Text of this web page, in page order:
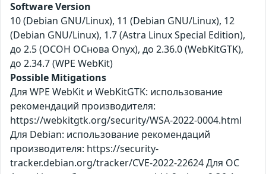
Software Version
10 (Debian GNU/Linux), 11 (Debian GNU/Linux), 12
(Debian GNU/Linux), 1.7 (Astra Linux Special Edition),
до 2.5 (ОСОН ОСнова Оnyx), до 2.36.0 (WebKitGTK),
до 2.34.7 (WPE WebKit)
Possible Mitigations
Для WPE WebKit и WebKitGTK: использование
рекомендаций производителя:
https://webkitgtk.org/security/WSA-2022-0004.html
Для Debian: использование рекомендаций
производителя: https://security-
tracker.debian.org/tracker/CVE-2022-22624 Для ОС